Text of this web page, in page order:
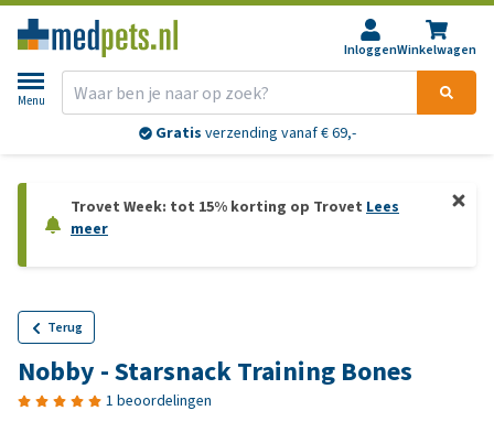
InloggenWinkelwagen
Menu
Gratis verzending vanaf € 69,-
Trovet Week: tot 15% korting op Trovet Lees
meer
Terug
Nobby - Starsnack Training Bones
1 beoordelingen